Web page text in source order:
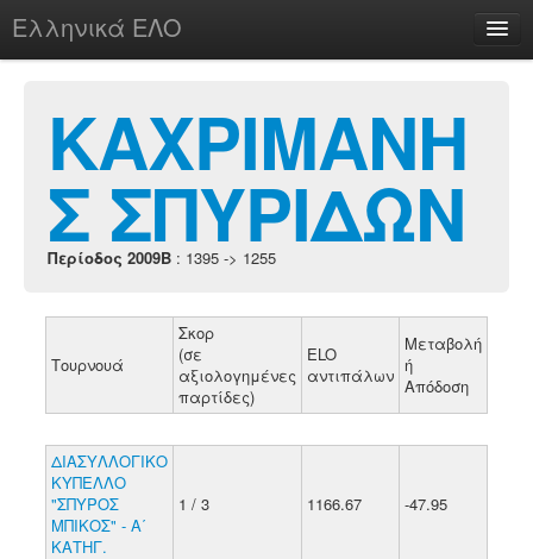
Ελληνικά ΕΛΟ
chesstu.be @ discord
Login
ΚΑΧΡΙΜΑΝΗ
Σ ΣΠΥΡΙΔΩΝ
Περίοδος 2009B : 1395 -> 1255
Τουρνουά
Σκορ
(σε
αξιολογημένες
παρτίδες)
ELO
αντιπάλων
Μεταβολή
ή
Απόδοση
ΔΙΑΣΥΛΛΟΓΙΚΟ
ΚΥΠΕΛΛΟ
"ΣΠΥΡΟΣ
ΜΠΙΚΟΣ" - Α΄
ΚΑΤΗΓ.
1 / 3 1166.67 -47.95